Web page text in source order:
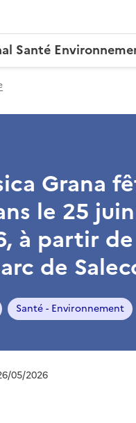
Santé
Grana
le 25 juin
à partir
de
Santé - Environnement
05/2026